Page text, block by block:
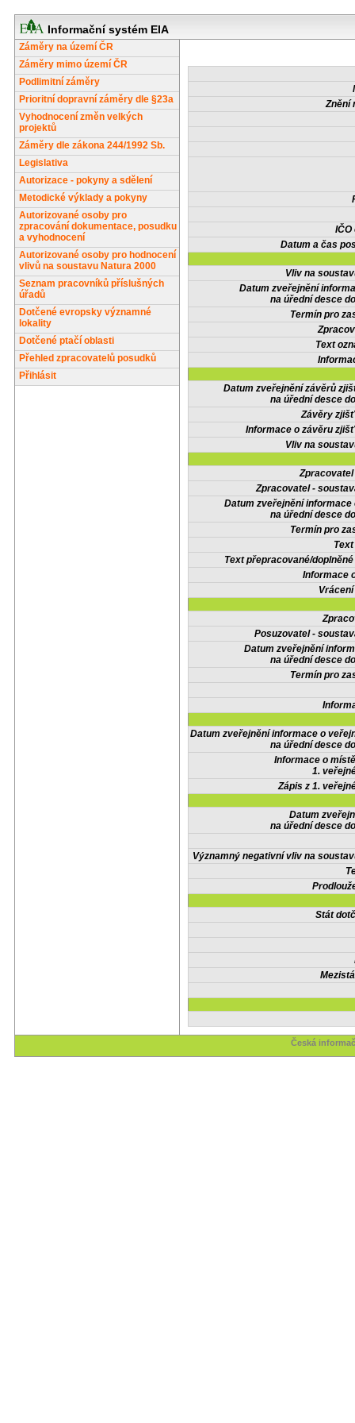
Informační systém EIA
Záměry na území ČR
Záměry mimo území ČR
Podlimitní záměry
Prioritní dopravní záměry dle §23a
Vyhodnocení změn velkých
projektů
Záměry dle zákona 244/1992 Sb.
Legislativa
Autorizace - pokyny a sdělení
Metodické výklady a pokyny
Autorizované osoby pro
zpracování dokumentace, posudku
a vyhodnocení
Autorizované osoby pro hodnocení
vlivů na soustavu Natura 2000
Seznam pracovníků příslušných
úřadů
Dotčené evropsky významné
lokality
Dotčené ptačí oblasti
Přehled zpracovatelů posudků
Přihlásit
Znění
IČO
Datum a čas
Vliv na
Datum zveřejnění
na úřední desce
Termín pro
Text
Datum zveřejnění závěrů
na úřední desce
Závěry
Informace o závěru
Vliv na
Zpracovatel -
Datum zveřejnění informace
na úřední desce
Termín pro
Text přepracované/
Informace
Posuzovatel -
Datum zveřejnění
na úřední desce
Termín pro
Datum zveřejnění informace o
na úřední desce
Informace o
1.
Zápis z 1.
Datum
na úřední desce
Významný negativní vliv na
Stát
Česká